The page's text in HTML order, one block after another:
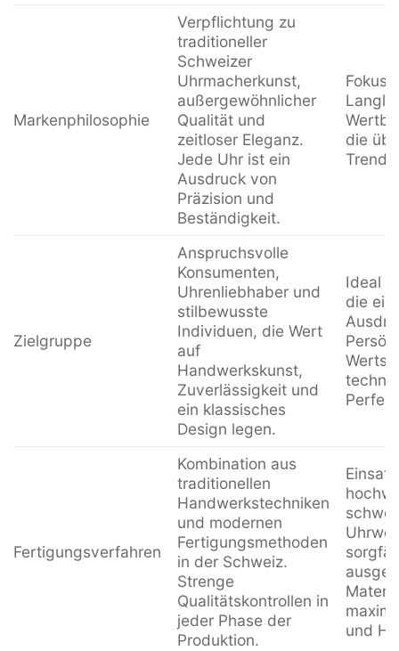
Markenphilosophie
Verpflichtung zu
traditioneller
Schweizer
Uhrmacherkunst,
außergewöhnlicher
Qualität und
zeitloser Eleganz.
Jede Uhr ist ein
Ausdruck von
Präzision und
Beständigkeit.
Fokus
die
Zielgruppe
Anspruchsvolle
Konsumenten,
Uhrenliebhaber und
stilbewusste
Individuen, die Wert
auf
Handwerkskunst,
Zuverlässigkeit und
ein klassisches
Design legen.
Ideal
die
Fertigungsverfahren
Kombination aus
traditionellen
Handwerkstechniken
und modernen
Fertigungsmethoden
in der Schweiz.
Strenge
Qualitätskontrollen in
jeder Phase der
Produktion.
und